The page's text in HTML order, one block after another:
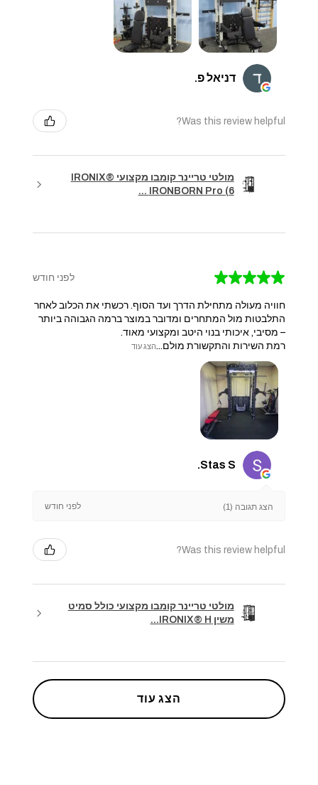
דניאל פ.
Was this review helpful?
מולטי טריינר קומבו מקצועי IRONIX®
IRONBORN Pro (6 ...
★
★
★
★
★ לפני חודש
חוויה מעולה מתחילת הדרך ועד הסוף. רכשתי את הכלוב לאחר
התלבטות מול המתחרים ומדובר במוצר ברמה הגבוהה ביותר
– מסיבי, איכותי בנוי היטב ומקצועי מאוד.
​רמת השירות והתקשורת מולם...הצג עוד
Stas S.
הצג תגובה (1) לפני חודש
Was this review helpful?
מולטי טריינר קומבו מקצועי כולל סמיט
משין IRONIX® H...
הצג עוד